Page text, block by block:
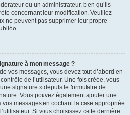
ou un administrateur, bien qu’ils
concernant leur modification. Veuillez
ne peuvent pas supprimer leur propre
à mon message ?
vos messages, vous devez tout d’abord en
de l’utilisateur. Une fois créée, vous
signature » depuis le formulaire de
Vous pouvez également ajouter une
messages en cochant la case appropriée
Si vous choisissez cette dernière